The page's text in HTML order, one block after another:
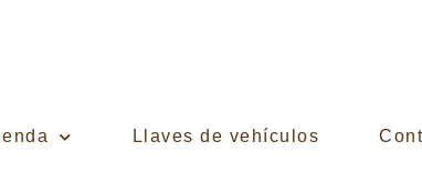
Llaves de vehículos